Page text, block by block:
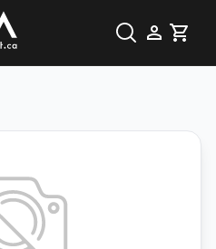
Cart